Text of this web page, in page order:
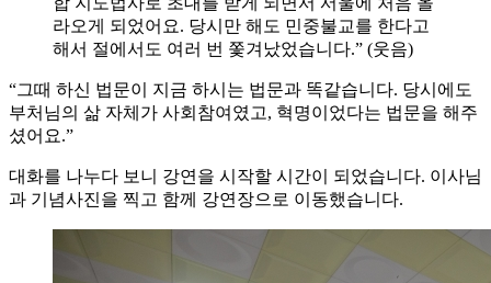
라오게 되었어요. 당시만 해도 민중불교를 한다고
해서 절에서도 여러 번 쫓겨났었습니다.” (웃음)
“그때 하신 법문이 지금 하시는 법문과 똑같습니다. 당시에도
부처님의 삶 자체가 사회참여였고, 혁명이었다는 법문을 해주
셨어요.”
대화를 나누다 보니 강연을 시작할 시간이 되었습니다. 이사님
과 기념사진을 찍고 함께 강연장으로 이동했습니다.